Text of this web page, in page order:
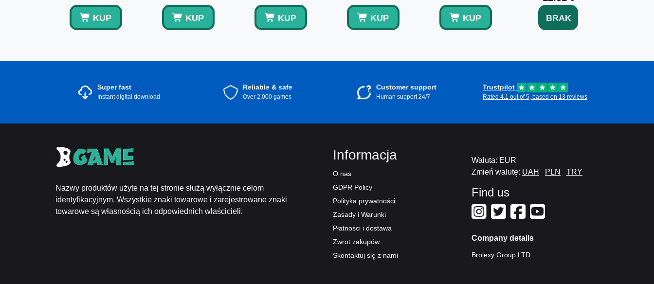
KUP KUP KUP KUP KUP BRAK
Super fast
Instant digital download
Reliable & safe
Over 2.000 games
Customer support
Human support 24/7
Trustpilot
Rated 4.1 out of 5, based on 13 reviews
Nazwy produktów użyte na tej stronie służą wyłącznie celom
identyfikacyjnym. Wszystkie znaki towarowe i zarejestrowane znaki
towarowe są własnością ich odpowiednich właścicieli.
Informacja
O nas
GDPR Policy
Polityka prywatności
Zasady i Warunki
Płatności i dostawa
Zwrot zakupów
Skontaktuj się z nami
Waluta: EUR
Zmień walutę: UAH PLN TRY
Find us
Company details
Brolexy Group LTD